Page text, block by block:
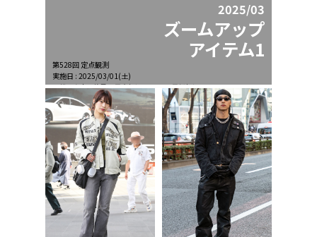
2025/03
ズームアップ
アイテム1
第528回 定点観測
実施日 : 2025/03/01(土)
天候 : 晴時々薄曇、最高気温19.7℃、最低気温6.5℃